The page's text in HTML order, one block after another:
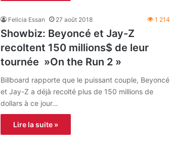
Felicia Essan 27 août 2018 1 214
Showbiz: Beyoncé et Jay-Z
recoltent 150 millions$ de leur
tournée »On the Run 2 »
Billboard rapporte que le puissant couple, Beyoncé
et Jay-Z a déjà recolté plus de 150 millions de
dollars à ce jour…
Lire la suite »